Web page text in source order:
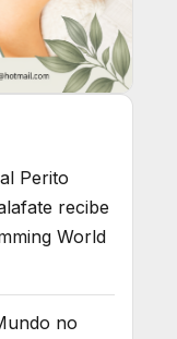
Perito
recibe
World
no